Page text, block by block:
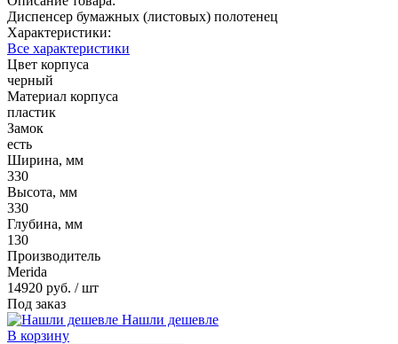
Диспенсер бумажных (листовых) полотенец
Характеристики:
Все характеристики
Цвет корпуса
черный
Материал корпуса
пластик
Замок
есть
Ширина, мм
330
Высота, мм
330
Глубина, мм
130
Производитель
Merida
14920 руб. / шт
Под заказ
Нашли дешевле
В корзину